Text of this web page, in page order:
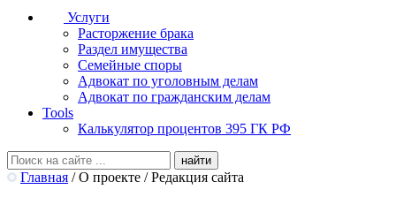
Услуги
Расторжение брака
Раздел имущества
Семейные споры
Адвокат по уголовным делам
Адвокат по гражданским делам
Tools
Калькулятор процентов 395 ГК РФ
Главная / О проекте / Редакция сайта